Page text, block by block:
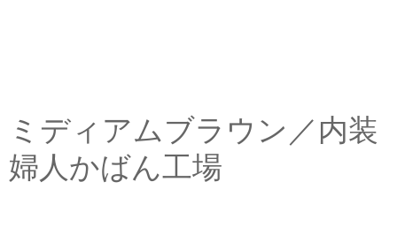
ミディアムブラウン／内装
婦人かばん工場